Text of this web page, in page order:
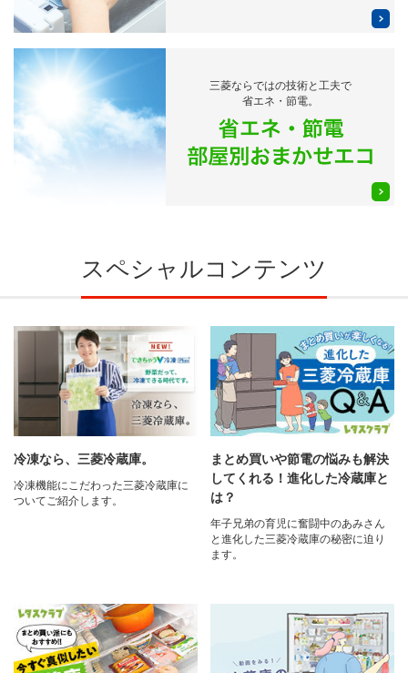
三菱ならではの技術と工夫で
省エネ・節電。
スペシャルコンテンツ
冷凍なら、三菱冷蔵庫。
冷凍機能にこだわった三菱冷蔵庫に
ついてご紹介します。
まとめ買いや節電の悩みも解決
してくれる！進化した冷蔵庫と
は？
年子兄弟の育児に奮闘中のあみさん
と進化した三菱冷蔵庫の秘密に迫り
ます。